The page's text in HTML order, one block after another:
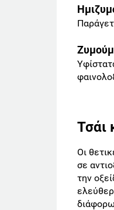
Τσάι
Οι
σε
την